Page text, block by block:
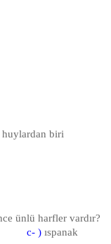
huylardan biri
ünlü harfler vardır?
c- ) ıspanak